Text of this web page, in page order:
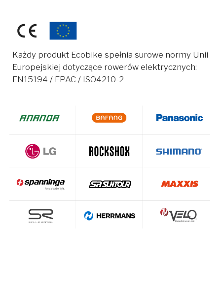
Każdy produkt Ecobike spełnia surowe normy Unii
Europejskiej dotyczące rowerów elektrycznych:
EN15194 / EPAC / ISO4210-2